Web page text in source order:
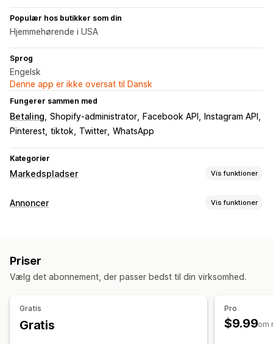
Populær hos butikker som din
Hjemmehørende i USA
Sprog
Engelsk
Denne app er ikke oversat til Dansk
Fungerer sammen med
Betaling Shopify-administrator Facebook API
Instagram API
Pinterest tiktok Twitter WhatsApp
Kategorier
Markedspladser Vis funktioner
Håndtering af fortegnelse
Ordrestyring
Annoncer Vis funktioner
Priser
Vælg det abonnement, der passer bedst til din virksomhed.
Gratis
Gratis
Pro
$9.99om